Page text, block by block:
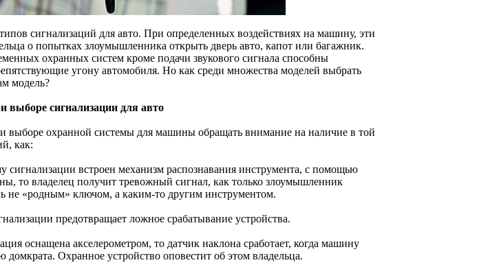
сигнализаций для авто. При определенных воздействиях на машину, эти
о попытках злоумышленника открыть дверь авто, капот или багажник.
охранных систем кроме подачи звукового сигнала способны
угону автомобиля. Но как среди множества моделей выбрать
модель?
выборе сигнализации для авто
выборе охранной системы для машины обращать внимание на наличие в той
как:
сигнализации встроен механизм распознавания инструмента, с помощью
то владелец получит тревожный сигнал, как только злоумышленник
не «родным» ключом, а каким-то другим инструментом.
предотвращает ложное срабатывание устройства.
оснащена акселерометром, то датчик наклона сработает, когда машину
Охранное устройство оповестит об этом владельца.